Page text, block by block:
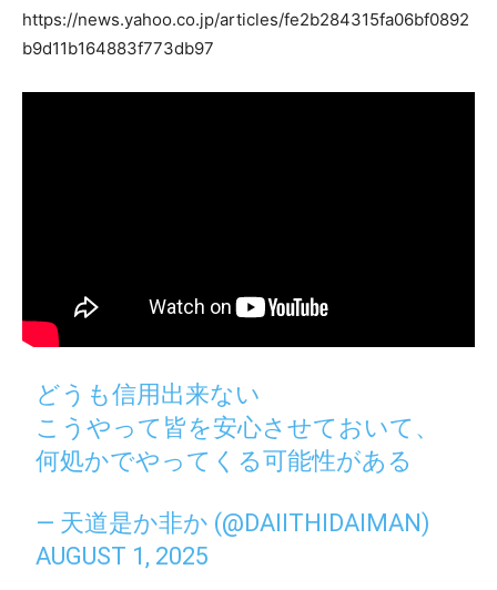
https://news.yahoo.co.jp/articles/fe2b284315fa06bf0892
b9d11b164883f773db97
どうも信用出来ない
こうやって皆を安心させておいて、
何処かでやってくる可能性がある
— 天道是か非か (@DAIITHIDAIMAN)
AUGUST 1, 2025